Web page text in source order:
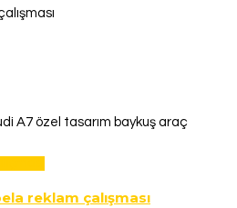
A7 özel tasarım baykuş araç
reklam çalışması